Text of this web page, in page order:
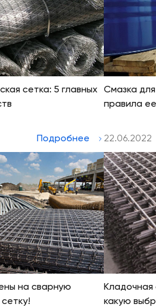
сетка: 5 главных
Подробнее
Смазка
правила
22.06.2022
на сварную
Кладочная
какую